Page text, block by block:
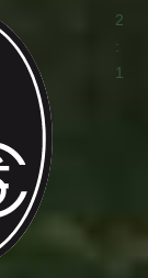
2
:
1